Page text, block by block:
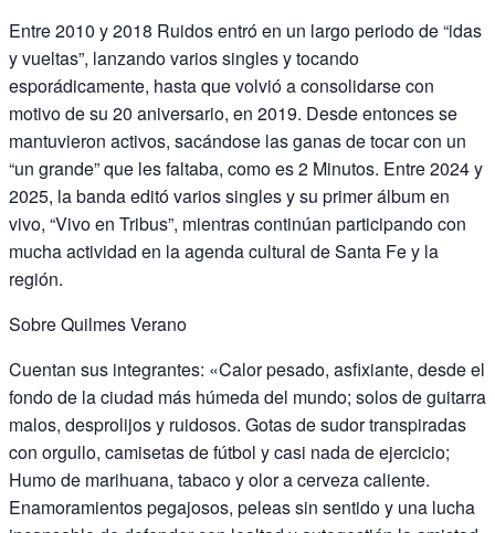
Entre 2010 y 2018 Ruidos entró en un largo periodo de “idas
y vueltas”, lanzando varios singles y tocando
esporádicamente, hasta que volvió a consolidarse con
motivo de su 20 aniversario, en 2019. Desde entonces se
mantuvieron activos, sacándose las ganas de tocar con un
“un grande” que les faltaba, como es 2 Minutos. Entre 2024 y
2025, la banda editó varios singles y su primer álbum en
vivo, “Vivo en Tribus”, mientras continúan participando con
mucha actividad en la agenda cultural de Santa Fe y la
región.
Sobre Quilmes Verano
Cuentan sus integrantes: «Calor pesado, asfixiante, desde el
fondo de la ciudad más húmeda del mundo; solos de guitarra
malos, desprolijos y ruidosos. Gotas de sudor transpiradas
con orgullo, camisetas de fútbol y casi nada de ejercicio;
Humo de marihuana, tabaco y olor a cerveza caliente.
Enamoramientos pegajosos, peleas sin sentido y una lucha